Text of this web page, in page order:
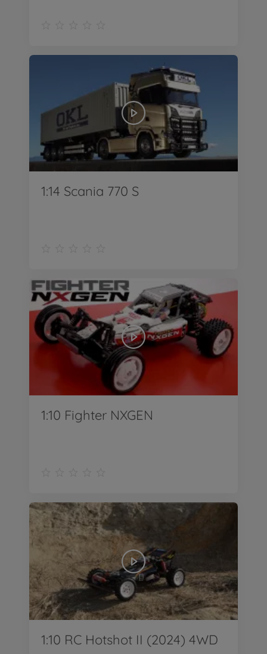
1:14 Scania 770 S
1:10 Fighter NXGEN
1:10 RC Hotshot II (2024) 4WD